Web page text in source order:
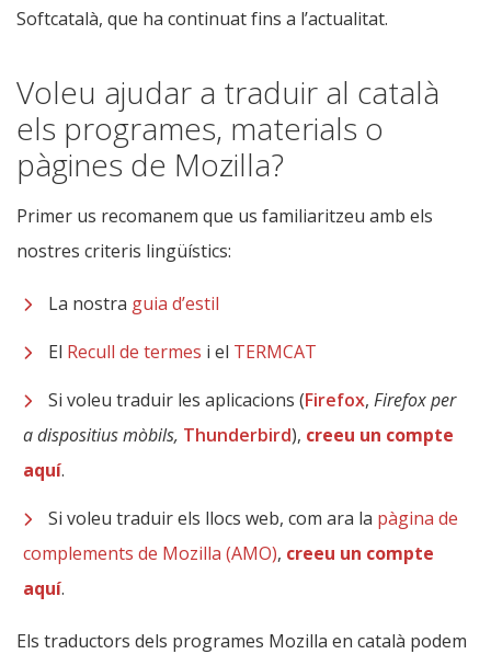
Softcatalà, que ha continuat fins a l’actualitat.
Voleu ajudar a traduir al català
els programes, materials o
pàgines de Mozilla?
Primer us recomanem que us familiaritzeu amb els
nostres criteris lingüístics:
La nostra guia d’estil
El Recull de termes i el TERMCAT
Si voleu traduir les aplicacions (Firefox, Firefoxper
a dispositius mòbils, Thunderbird), creeu un compte
aquí.
Si voleu traduir els llocs web, com ara la pàgina de
complements de Mozilla (AMO), creeu un compte
aquí.
Els traductors dels programes Mozilla en català podem